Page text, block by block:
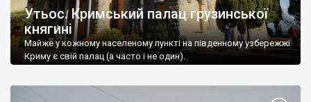
Утьос. Кримський палац грузинської
княгині
Майже у кожному населеному пункті на південному узбережжі
Криму є свій палац (а часто і не один).